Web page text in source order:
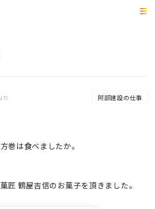
阿部建設の仕事
巻は食べましたか。
匠 鶴屋吉信のお菓子を頂きました。